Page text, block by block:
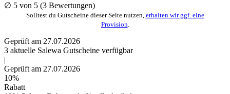
∅ 5 von 5 (3 Bewertungen)
Solltest du Gutscheine dieser Seite nutzen, erhalten wir ggf. eine
Provision
Geprüft am 27.07.2026
3 aktuelle Salewa Gutscheine verfügbar
|
Geprüft am 27.07.2026
10%
Rabatt